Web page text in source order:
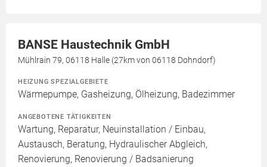
BANSE Haustechnik GmbH
Mühlrain 79, 06118 Halle (27km von 06118 Dohndorf)
HEIZUNG SPEZIALGEBIETE
Wärmepumpe, Gasheizung, Ölheizung, Badezimmer
ANGEBOTENE TÄTIGKEITEN
Wartung, Reparatur, Neuinstallation / Einbau,
Austausch, Beratung, Hydraulischer Abgleich,
Renovierung, Renovierung / Badsanierung